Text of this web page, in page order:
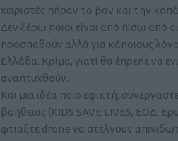
χειριστές πήραν το βαν και την
Δεν ξέρω ποιοι είναι από πίσω από
προσπαθούν αλλά για κάποιους
Ελλάδα. Κρίμα, γιατί θα έπρεπε να
αναπτυχθούν.
Και μια ιδέα ποιο εφικτή,
βοήθειας (KIDS SAVE LIVES, ΕΟΔ,
φτιάξτε drone να στέλνουν